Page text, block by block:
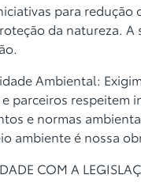
para redução
da natureza. A
Ambiental:
parceiros respeitem
e normas
ambiente é nossa
COM A